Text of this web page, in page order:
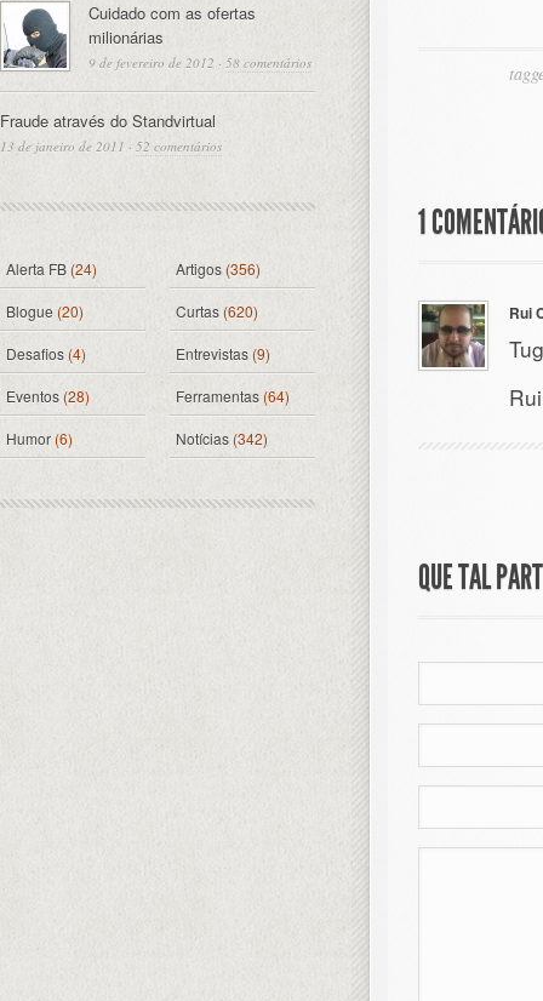
1
Rui
Rui
QUE TAL
Cuidado com as ofertas
milionárias
9 de fevereiro de 2012 · 58 comentários
Fraude através do Standvirtual
13 de janeiro de 2011 · 52 comentários
Alerta FB (24) Artigos(356)
Blogue (20) Curtas(620)
Desafios(4) Entrevistas (9)
Eventos (28) Ferramentas (64)
Humor (6) Notícias (342)